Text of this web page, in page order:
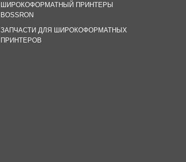
ШИРОКОФОРМАТНЫЙ ПРИНТЕРЫ
BOSSRON
ЗАПЧАСТИ ДЛЯ ШИРОКОФОРМАТНЫХ
ПРИНТЕРОВ